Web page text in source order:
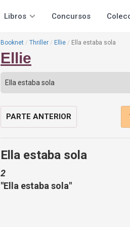
Libros Concursos
Booknet Thriller Ellie Ella estaba sola
Ellie
PARTE ANTERIOR
Ella estaba sola
2
"Ella estaba sola"